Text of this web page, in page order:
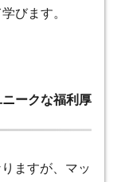
びます。
ークな福利厚
ますが、マッ